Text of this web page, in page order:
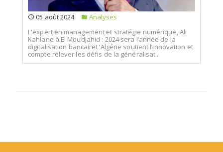
05 août 2024
Analyses
L'expert en management et stratégie numérique, Ali
Kahlane à El Moudjahid : 2024 sera l’année de la
digitalisation bancaireL'Algérie soutient l’innovation et
compte relever les défis de la généralisat...